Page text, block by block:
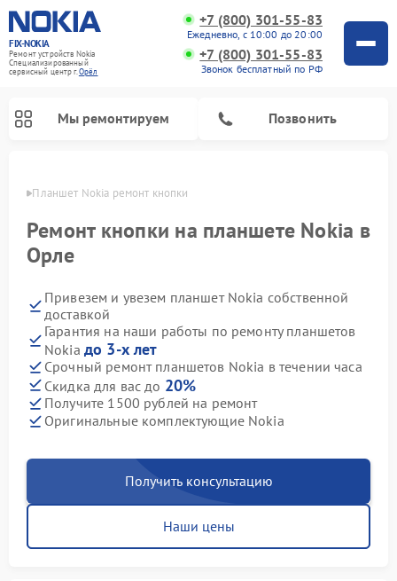
FIX-NOKIA
Ремонт устройств Nokia
Специализированный
cервисный центр г.Орёл
+7 (800) 301-55-83
Ежедневно, с 10:00 до 20:00
+7 (800) 301-55-83
Звонок бесплатный по РФ
Мы ремонтируем Позвонить
Планшет Nokia ремонт кнопки
Ремонт кнопки на планшете Nokia в
Орле
Привезем и увезем планшет Nokia собственной
доставкой
Гарантия на наши работы по ремонту планшетов
Nokia до 3-х лет
Срочный ремонт планшетов Nokia в течении часа
Скидка для вас до 20%
Получите 1500 рублей на ремонт
Оригинальные комплектующие Nokia
Получить консультацию
Наши цены